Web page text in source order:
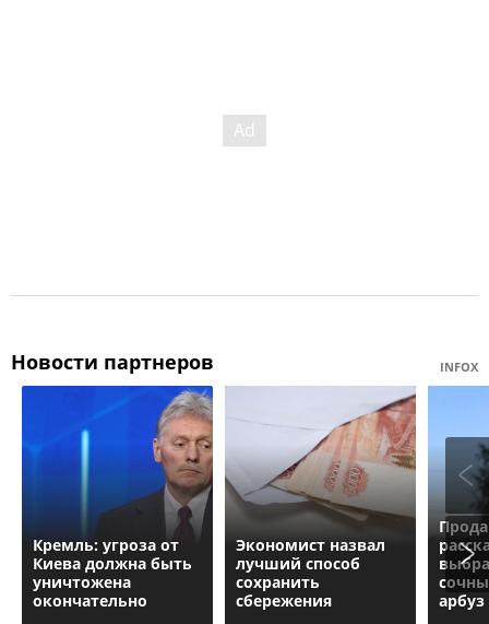
Новости партнеров INFOX
Кремль: угроза от
Киева должна быть
уничтожена
окончательно
Экономист назвал
лучший способ
сохранить
сбережения
арбуз